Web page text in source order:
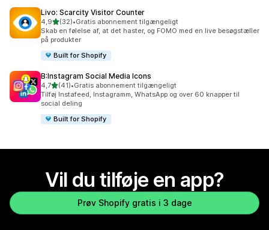
Livo: Scarcity Visitor Counter
4,9ud af 5 stjerner
(32)
32 anmeldelser i alt
•Gratis abonnement tilgængeligt
Skab en følelse af, at det haster, og FOMO med en live besøgstæller
på produkter
Built for Shopify
B:Instagram Social Media Icons
4,7ud af 5 stjerner
(41)
41 anmeldelser i alt
•Gratis abonnement tilgængeligt
Tilføj Instafeed, Instagramm, WhatsApp og over 60 knapper til
social deling
Built for Shopify
Vil du tilføje en app?
Prøv Shopify gratis i 3 dage